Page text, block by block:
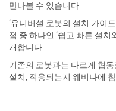
만나볼 수 있습니다.
‘유니버설 로봇의 설치 가이
점 중 하나인 ‘쉽고 빠른 설치
개합니다.
기존의 로봇과는 다르게 협
설치, 적용되는지 웨비나에